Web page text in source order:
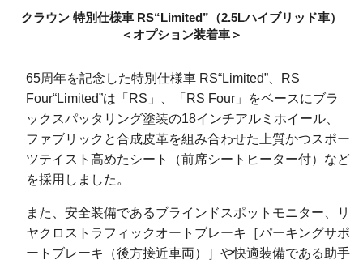
クラウン 特別仕様車 RS“Limited” （2.5Lハイブリッド車）
＜オプション装着車＞
65周年を記念した特別仕様車 RS“Limited”、RS
Four“Limited”は「RS」、「RS Four」をベースにブラ
ックスパッタリング塗装の18インチアルミホイール、
ファブリックと合成皮革を組み合わせた上質かつスポー
ツテイスト高めたシート（前席シートヒーター付）など
を採用しました。
また、安全装備であるブラインドスポットモニター、リ
ヤクロストラフィックオートブレーキ［パーキングサポ
ートブレーキ（後方接近車両）］や快適装備である助手